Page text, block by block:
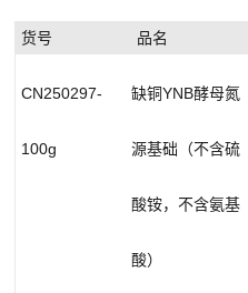
表面活性剂
天然产物
货号 品名
CN250297-
100g
缺铜YNB酵母氮
源基础（不含硫
酸铵，不含氨基
酸）